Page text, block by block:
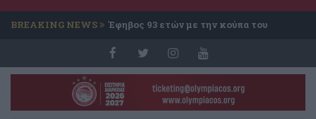
BREAKING NEWS Έφηβος 93 ετών με την κούπα του